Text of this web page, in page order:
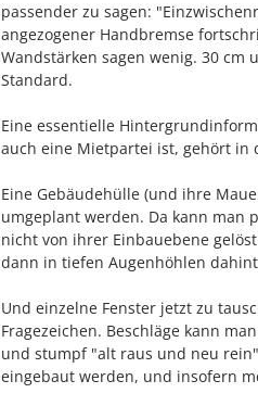
passender zu sagen:
angezogener Handbremse
Wandstärken sagen wenig. 30 cm
Standard.
Eine essentielle
auch eine Mietpartei ist, gehört in
Eine Gebäudehülle (und ihre
umgeplant werden. Da kann man
nicht von ihrer Einbauebene
dann in tiefen Augenhöhlen
Und einzelne Fenster jetzt zu
Fragezeichen. Beschläge kann
und stumpf "alt raus und neu
eingebaut werden, und insofern